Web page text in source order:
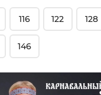
116 122 128
146